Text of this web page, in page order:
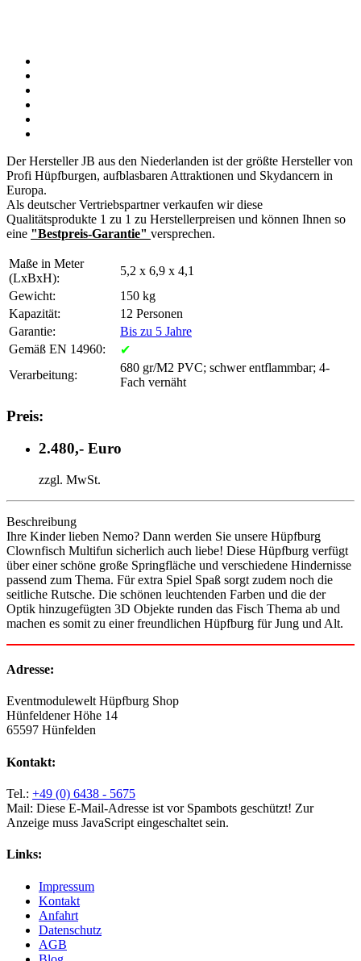
Der Hersteller JB aus den Niederlanden ist der größte Hersteller von
Profi Hüpfburgen, aufblasbaren Attraktionen und Skydancern in
Europa.
Als deutscher Vertriebspartner verkaufen wir diese
Qualitätsprodukte 1 zu 1 zu Herstellerpreisen und können Ihnen so
eine "Bestpreis-Garantie" versprechen.
Maße in Meter
(LxBxH):
5,2 x 6,9 x 4,1
Gewicht:
150 kg
Kapazität:
12 Personen
Garantie:
Bis zu 5 Jahre
Gemäß EN 14960:
✔
Verarbeitung:
680 gr/M2 PVC; schwer entflammbar; 4-
Fach vernäht
Preis:
2.480,- Euro
zzgl. MwSt.
Beschreibung
Ihre Kinder lieben Nemo? Dann werden Sie unsere Hüpfburg
Clownfisch Multifun sicherlich auch liebe! Diese Hüpfburg verfügt
über einer schöne große Springfläche und verschiedene Hindernisse
passend zum Thema. Für extra Spiel Spaß sorgt zudem noch die
seitliche Rutsche. Die schönen leuchtenden Farben und die der
Optik hinzugefügten 3D Objekte runden das Fisch Thema ab und
machen es somit zu einer freundlichen Hüpfburg für Jung und Alt.
Adresse:
Eventmodulewelt Hüpfburg Shop
Hünfeldener Höhe 14
65597 Hünfelden
Kontakt:
Tel.: +49 (0) 6438 - 5675
Mail: Diese E-Mail-Adresse ist vor Spambots geschützt! Zur
Anzeige muss JavaScript eingeschaltet sein.
Links:
Impressum
Kontakt
Anfahrt
Datenschutz
AGB